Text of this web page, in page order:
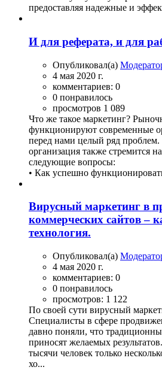
предоставляя надежные и
И для реферата, и для
Опубликовал(а)
4 мая 2020 г.
комментариев: 0
0 понравилось
просмотров 1 089
Что же такое маркетинг?
функционируют современные
перед нами целый ряд проблем.
организация также стремится
следующие вопросы:
• Как успешно
Вирусный маркетинг в
коммерческих сайтов –
технология.
Опубликовал(а)
4 мая 2020 г.
комментариев: 0
0 понравилось
просмотров: 1 122
По своей сути вирусный
Специалисты в сфере
давно поняли, что
приносят желаемых
тысячи человек только
хо...